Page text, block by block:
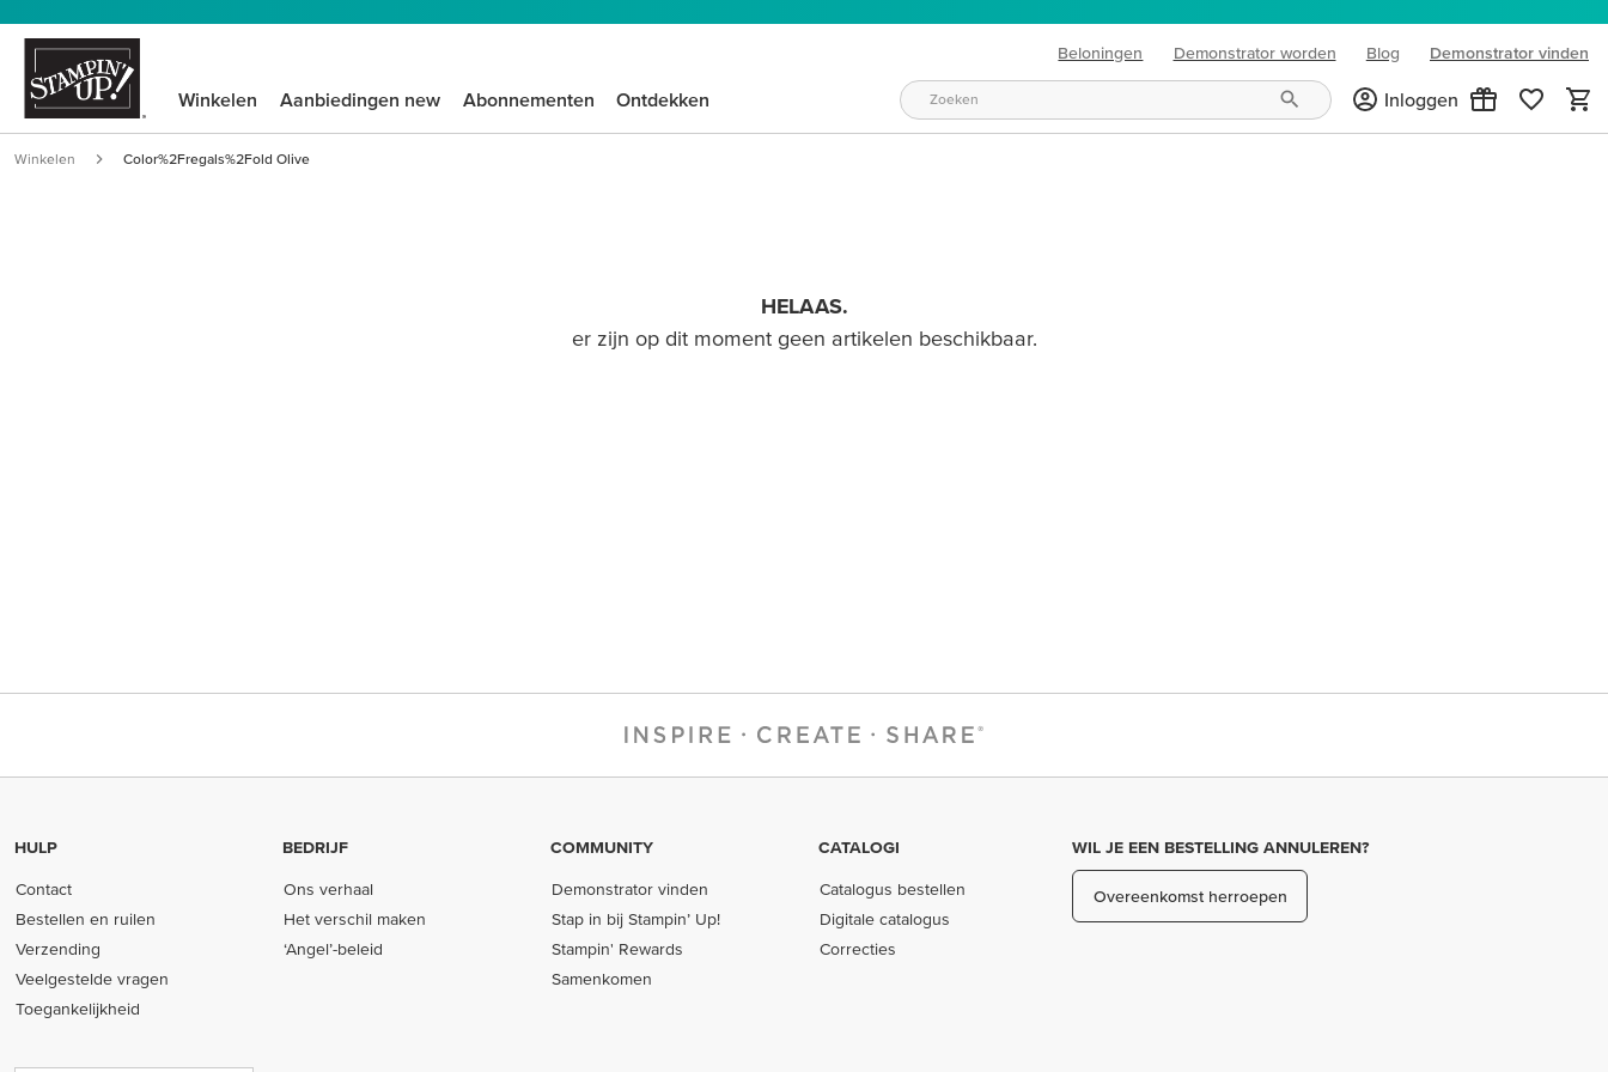
Beloningen Demonstrator worden Blog
(opens in new tab)
Demonstrator vinden
Winkelen Aanbiedingen new Abonnementen Ontdekken Inloggen
Winkelen Color%2Fregals%2Fold Olive
HELAAS.
er zijn op dit moment geen artikelen beschikbaar.
HULP
Contact
Bestellen en ruilen
Verzending
Veelgestelde vragen
Toegankelijkheid
BEDRIJF
Ons verhaal
Het verschil maken
‘Angel’-beleid
COMMUNITY
Demonstrator vinden
Stap in bij Stampin’ Up!
Stampin' Rewards
Samenkomen
CATALOGI
Catalogus bestellen
Digitale catalogus
Correcties
WIL JE EEN BESTELLING ANNULEREN?
Overeenkomst herroepen